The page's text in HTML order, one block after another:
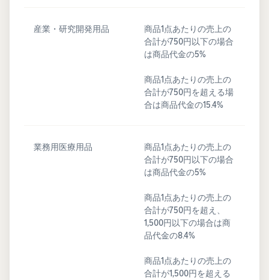
産業・研究開発用品
商品1点あたりの売上の
合計が750円以下の場合
は商品代金の5%
商品1点あたりの売上の
合計が750円を超える場
合は商品代金の15.4%
業務用医療用品
商品1点あたりの売上の
合計が750円以下の場合
は商品代金の5%
商品1点あたりの売上の
合計が750円を超え、
1,500円以下の場合は商
品代金の8.4%
商品1点あたりの売上の
合計が1,500円を超える